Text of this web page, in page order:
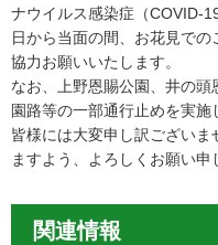
ナウイルス感染症（COVID-
日から当面の間、お花見で
協力お願いいたします。
なお、上野恩賜公園、井の頭
園路等の一部通行止めを実施
皆様には大変申し訳ございま
ますよう、よろしくお願い申
関連情報